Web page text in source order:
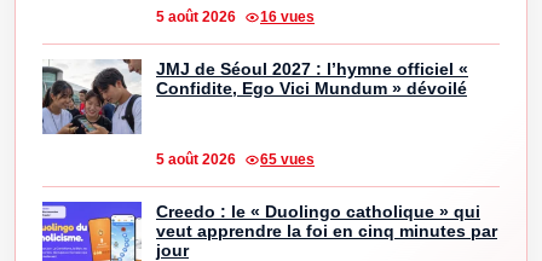
5 août 2026 16 vues
JMJ de Séoul 2027 : l’hymne officiel «
Confidite, Ego Vici Mundum » dévoilé
5 août 2026 65 vues
Creedo : le « Duolingo catholique » qui
veut apprendre la foi en cinq minutes par
jour